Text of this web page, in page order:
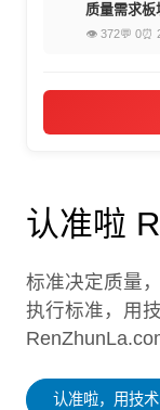
质量需求板
👁 372💬 0⏰
认准啦
标准决定质量
执行标准，用
认准啦，用技术